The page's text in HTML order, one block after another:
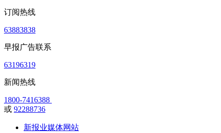
订阅热线
63883838
早报广告联系
63196319
新闻热线
1800-7416388
或 92288736
新报业媒体网站